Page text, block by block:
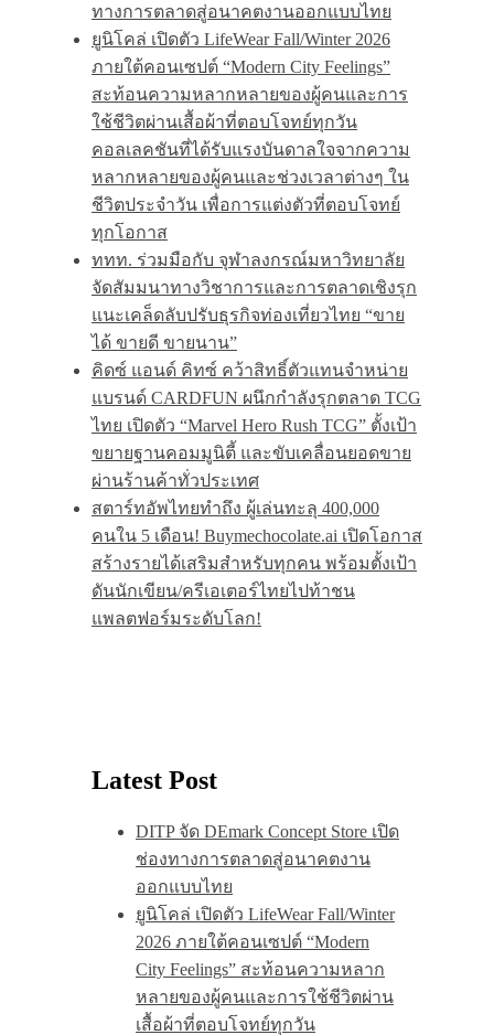
ทางการตลาดสู่อนาคตงานออกแบบไทย
ยูนิโคล่ เปิดตัว LifeWear Fall/Winter 2026
ภายใต้คอนเซปต์ “Modern City Feelings”
สะท้อนความหลากหลายของผู้คนและการ
ใช้ชีวิตผ่านเสื้อผ้าที่ตอบโจทย์ทุกวัน
คอลเลคชันที่ได้รับแรงบันดาลใจจากความ
หลากหลายของผู้คนและช่วงเวลาต่างๆ ใน
ชีวิตประจำวัน เพื่อการแต่งตัวที่ตอบโจทย์
ทุกโอกาส
ททท. ร่วมมือกับ จุฬาลงกรณ์มหาวิทยาลัย
จัดสัมมนาทางวิชาการและการตลาดเชิงรุก
แนะเคล็ดลับปรับธุรกิจท่องเที่ยวไทย “ขาย
ได้ ขายดี ขายนาน”
คิดซ์ แอนด์ คิทซ์ คว้าสิทธิ์ตัวแทนจำหน่าย
แบรนด์ CARDFUN ผนึกกำลังรุกตลาด TCG
ไทย เปิดตัว “Marvel Hero Rush TCG” ตั้งเป้า
ขยายฐานคอมมูนิตี้ และขับเคลื่อนยอดขาย
ผ่านร้านค้าทั่วประเทศ
สตาร์ทอัพไทยทำถึง ผู้เล่นทะลุ 400,000
คนใน 5 เดือน! Buymechocolate.ai เปิดโอกาส
สร้างรายได้เสริมสำหรับทุกคน พร้อมตั้งเป้า
ดันนักเขียน/ครีเอเตอร์ไทยไปท้าชน
แพลตฟอร์มระดับโลก!
Latest Post
DITP จัด DEmark Concept Store เปิด
ช่องทางการตลาดสู่อนาคตงาน
ออกแบบไทย
ยูนิโคล่ เปิดตัว LifeWear Fall/Winter
2026 ภายใต้คอนเซปต์ “Modern
City Feelings” สะท้อนความหลาก
หลายของผู้คนและการใช้ชีวิตผ่าน
เสื้อผ้าที่ตอบโจทย์ทุกวัน